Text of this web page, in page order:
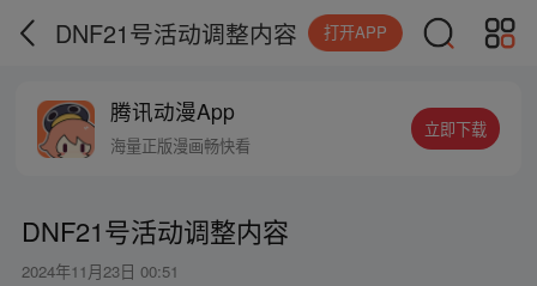
DNF21号活动调整内容 打开APP
腾讯动漫App
海量正版漫画畅快看
立即下载
DNF21号活动调整内容
2024年11月23日 00:51